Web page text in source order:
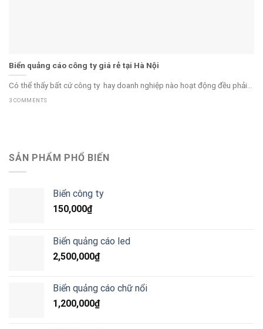
Biển quảng cáo công ty giá rẻ tại Hà Nội
Có thể thấy bất cứ công ty hay doanh nghiệp nào hoạt động đều phải...
3 COMMENTS
SẢN PHẨM PHỔ BIẾN
Biển công ty
150,000₫
Biển quảng cáo led
2,500,000₫
Biển quảng cáo chữ nổi
1,200,000₫